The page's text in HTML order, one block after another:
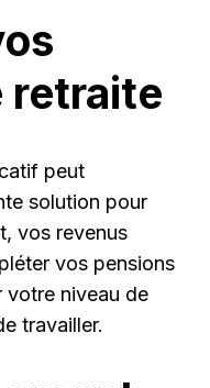
retraite
peut
solution pour
vos revenus
vos pensions
votre niveau de
travailler.